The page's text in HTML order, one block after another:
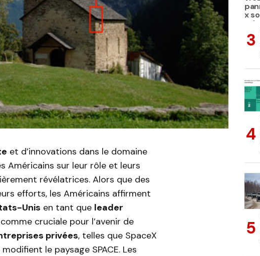
et d’innovations dans le domaine
Américains sur leur rôle et leurs
révélatrices. Alors que des
efforts, les Américains affirment
Unis en tant que leader
cruciale pour l’avenir de
privées, telles que SpaceX
le paysage SPACE. Les